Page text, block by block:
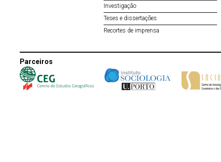
Investigação
Teses e dissertações
Recortes de imprensa
Parceiros